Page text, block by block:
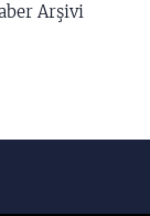
Arşivi